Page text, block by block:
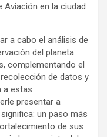
Aviación en la ciudad
a cabo el análisis de
del planeta
complementando el
de datos y
a estas
presentar a
un paso más
de sus